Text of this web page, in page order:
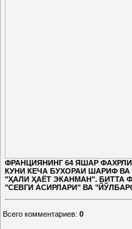
ФРАНЦИЯНИНГ 64 ЯШАР
КУНИ КЕЧА БУХОРАИ ШАРИФ
"ҲАЛИ ҲАЁТ ЭКАНМАН". БИТТА
"СЕВГИ АСИРЛАРИ" ВА
Всего комментариев: 0